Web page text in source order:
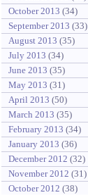
October 2013 (34)
September 2013 (33)
August 2013 (35)
July 2013 (34)
June 2013 (35)
May 2013 (31)
April 2013 (50)
March 2013 (35)
February 2013 (34)
January 2013 (36)
December 2012 (32)
November 2012 (31)
October 2012 (38)